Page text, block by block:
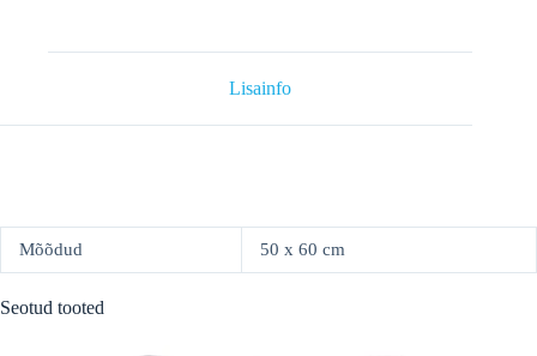
Lisainfo
Mõõdud 50 x 60 cm
Seotud tooted